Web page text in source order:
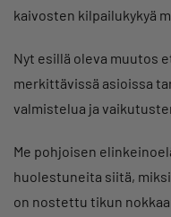
kaivosten kilpailukykyä
Nyt esillä oleva muutos
merkittävissä asioissa
valmistelua ja
Me pohjoisen
huolestuneita siitä,
on nostettu tikun